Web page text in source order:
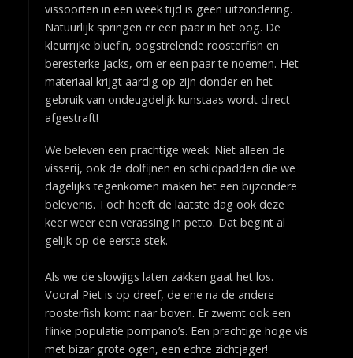
vissoorten in een week tijd is geen uitzondering.
Natuurlijk springen er een paar in het oog. De
kleurrijke bluefin, oogstrelende roosterfish en
beresterke jacks, om er een paar te noemen. Het
materiaal krijgt aardig op zijn donder en het
gebruik van ondeugdelijk kunstaas wordt direct
afgestraft!
We beleven een prachtige week. Niet alleen de
visserij, ook de dolfijnen en schildpadden die we
dagelijks tegenkomen maken het een bijzondere
belevenis. Toch heeft de laatste dag ook deze
keer weer een verassing in petto. Dat begint al
gelijk op de eerste stek.
Als we de slowjigs laten zakken gaat het los.
Vooral Piet is op dreef, de ene na de andere
roosterfish komt naar boven. Er zwemt ook een
flinke populatie pompano’s. Een prachtige hoge vis
met bizar grote ogen, een echte zichtjager!